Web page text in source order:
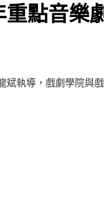
點音樂
斌執導，戲劇學院與